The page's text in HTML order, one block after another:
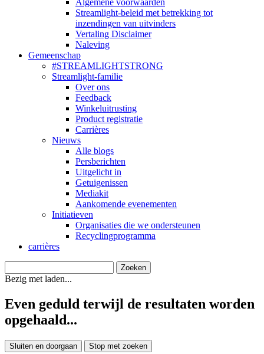
Algemene voorwaarden
Streamlight-beleid met betrekking tot
inzendingen van uitvinders
Vertaling Disclaimer
Naleving
Gemeenschap
#STREAMLIGHTSTRONG
Streamlight-familie
Over ons
Feedback
Winkeluitrusting
Product registratie
Carrières
Nieuws
Alle blogs
Persberichten
Uitgelicht in
Getuigenissen
Mediakit
Aankomende evenementen
Initiatieven
Organisaties die we ondersteunen
Recyclingprogramma
carrières
Bezig met laden...
Even geduld terwijl de resultaten worden
opgehaald...
Sluiten en doorgaan Stop met zoeken